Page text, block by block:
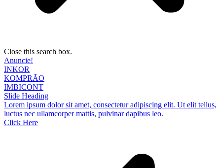
Close this search box.
Anuncie!
INKOR
KOMPRÃO
IMBICONT
Slide Heading
Lorem ipsum dolor sit amet, consectetur adipiscing elit. Ut elit tellus,
luctus nec ullamcorper mattis, pulvinar dapibus leo.
Click Here